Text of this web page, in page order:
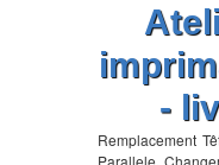
-
Remplacement
Parallele,